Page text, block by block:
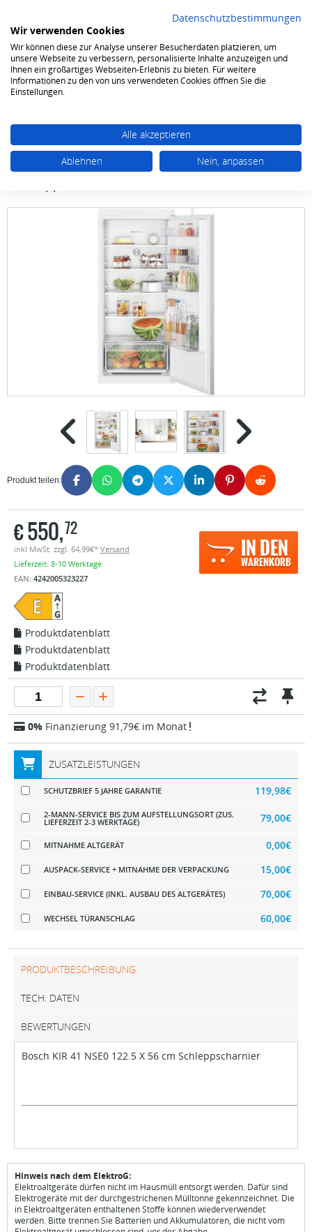
0
Kühlen & Gefrieren Kühlschränke Einbau-Kühlschränke ab 85cm
KIR 41 NSE0 122.5 X 56 cm
Produkt teilen:
IN DEN
WARENKORB
€550,72
inkl MwSt. zzgl. 64,99€* Versand
Lieferzeit: 8-10 Werktage
EAN: 4242005323227
Produktdatenblatt
Produktdatenblatt
Produktdatenblatt
0% Finanzierung 91,79€ im Monat
ZUSATZLEISTUNGEN
SCHUTZBRIEF 5 JAHRE GARANTIE 119,98€
2-MANN-SERVICE BIS ZUM AUFSTELLUNGSORT (ZUS.
LIEFERZEIT 2-3 WERKTAGE) 79,00€
MITNAHME ALTGERÄT 0,00€
AUSPACK-SERVICE + MITNAHME DER VERPACKUNG 15,00€
EINBAU-SERVICE (INKL. AUSBAU DES ALTGERÄTES) 70,00€
WECHSEL TÜRANSCHLAG 60,00€
PRODUKTBESCHREIBUNG
TECH. DATEN
BEWERTUNGEN
Bosch KIR 41 NSE0 122.5 X 56 cm Schleppscharnier
Hinweis nach dem ElektroG:
Elektroaltgeräte dürfen nicht im Hausmüll entsorgt werden. Dafür sind
Elektrogeräte mit der durchgestrichenen Mülltonne gekennzeichnet. Die
in Elektroaltgeräten enthaltenen Stoffe können wiederverwendet
werden. Bitte trennen Sie Batterien und Akkumulatoren, die nicht vom
Datenschutzbestimmungen
Wir verwenden Cookies
Wir können diese zur Analyse unserer Besucherdaten platzieren, um
unsere Webseite zu verbessern, personalisierte Inhalte anzuzeigen und
Ihnen ein großartiges Webseiten-Erlebnis zu bieten. Für weitere
Informationen zu den von uns verwendeten Cookies öffnen Sie die
Einstellungen.
Alle akzeptieren
Ablehnen
Nein, anpassen